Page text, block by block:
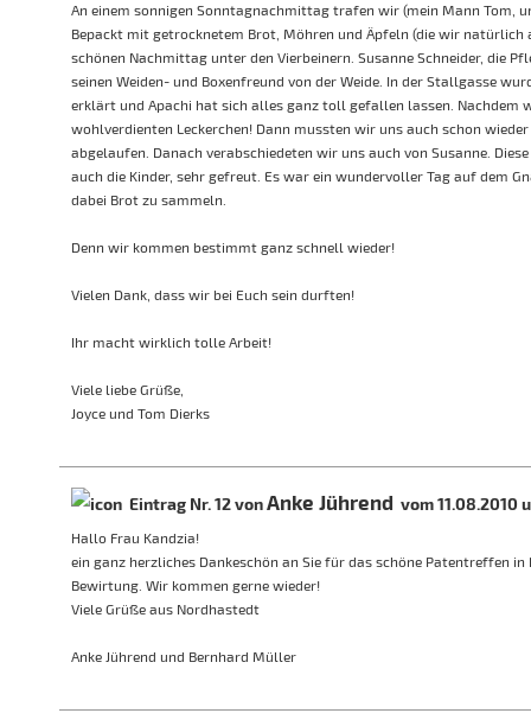
An einem sonnigen Sonntagnachmittag trafen wir (mein Mann Tom,
Bepackt mit getrocknetem Brot, Möhren und Äpfeln (die wir
schönen Nachmittag unter den Vierbeinern. Susanne Schneider, die
seinen Weiden- und Boxenfreund von der Weide. In der Stallgasse
erklärt und Apachi hat sich alles ganz toll gefallen lassen. Nachdem
wohlverdienten Leckerchen! Dann mussten wir uns auch schon
abgelaufen. Danach verabschiedeten wir uns auch von Susanne.
auch die Kinder, sehr gefreut. Es war ein wundervoller Tag auf dem
dabei Brot zu sammeln.
Denn wir kommen bestimmt ganz schnell wieder!
Vielen Dank, dass wir bei Euch sein durften!
Ihr macht wirklich tolle Arbeit!
Viele liebe Grüße,
Joyce und Tom Dierks
Eintrag Nr. 12 vonAnke Jührend vom 11.08.2010
Hallo Frau Kandzia!
ein ganz herzliches Dankeschön an Sie für das schöne Patentreffen
Bewirtung. Wir kommen gerne wieder!
Viele Grüße aus Nordhastedt
Anke Jührend und Bernhard Müller